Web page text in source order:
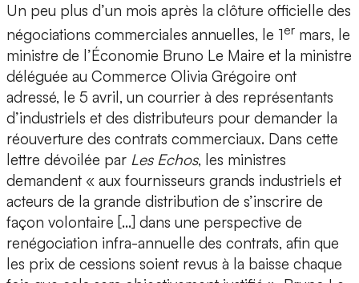
Un peu plus d’un mois après la clôture officielle des
négociations commerciales annuelles, le 1er mars, le
ministre de l’Économie Bruno Le Maire et la ministre
déléguée au Commerce Olivia Grégoire ont
adressé, le 5 avril, un courrier à des représentants
d’industriels et des distributeurs pour demander la
réouverture des contrats commerciaux. Dans cette
lettre dévoilée par Les Echos, les ministres
demandent « aux fournisseurs grands industriels et
acteurs de la grande distribution de s’inscrire de
façon volontaire […] dans une perspective de
renégociation infra-annuelle des contrats, afin que
les prix de cessions soient revus à la baisse chaque